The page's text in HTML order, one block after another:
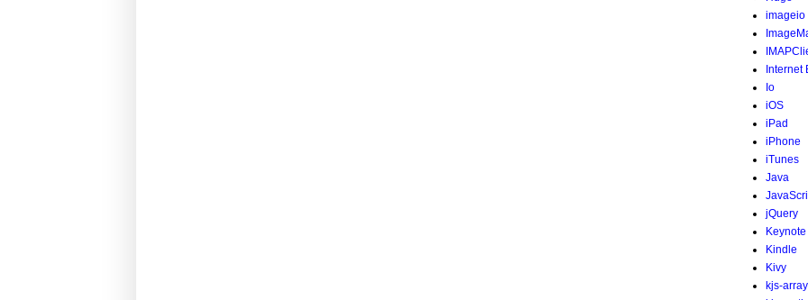
imageio
Internet
Io
iOS
iPad
iPhone
iTunes
Java
jQuery
Keynote
Kindle
Kivy
kjs-array